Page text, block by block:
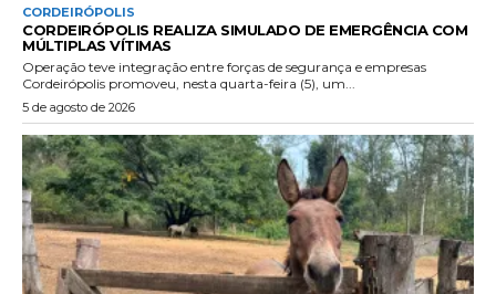
CORDEIRÓPOLIS
CORDEIRÓPOLIS REALIZA SIMULADO DE EMERGÊNCIA COM
MÚLTIPLAS VÍTIMAS
Operação teve integração entre forças de segurança e empresas
Cordeirópolis promoveu, nesta quarta-feira (5), um...
5 de agosto de 2026